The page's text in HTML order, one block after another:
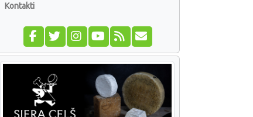
Kontakti